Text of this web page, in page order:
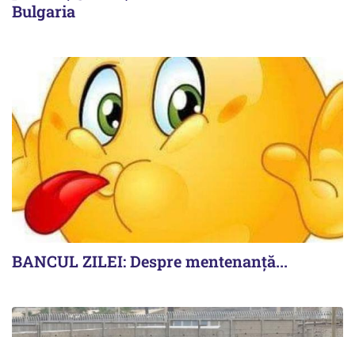
Bulgaria
BANCUL ZILEI: Despre mentenanță...